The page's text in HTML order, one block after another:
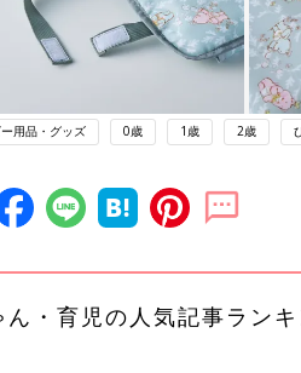
用品・グッズ 0歳 1歳 2歳
ん・育児の人気記事ラン